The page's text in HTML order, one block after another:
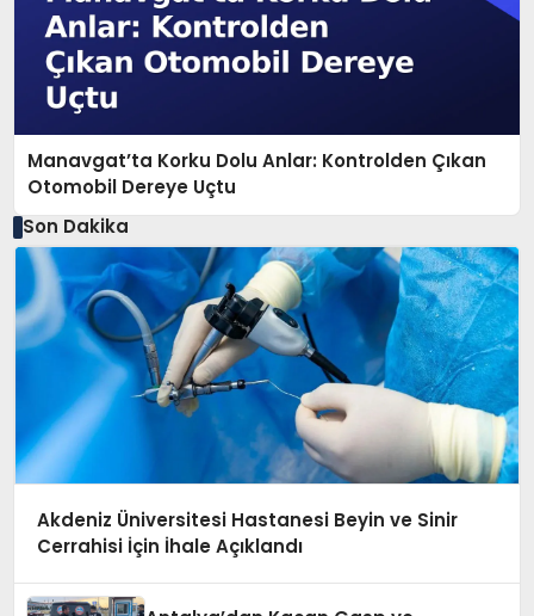
Manavgat’ta Korku Dolu Anlar: Kontrolden Çıkan
Otomobil Dereye Uçtu
Son Dakika
Akdeniz Üniversitesi Hastanesi Beyin ve Sinir
Cerrahisi İçin İhale Açıklandı